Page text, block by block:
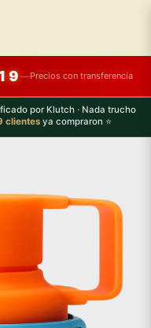
—Precios con transferencia
por Klutch · Nada trucho
clientesya compraron ⭐